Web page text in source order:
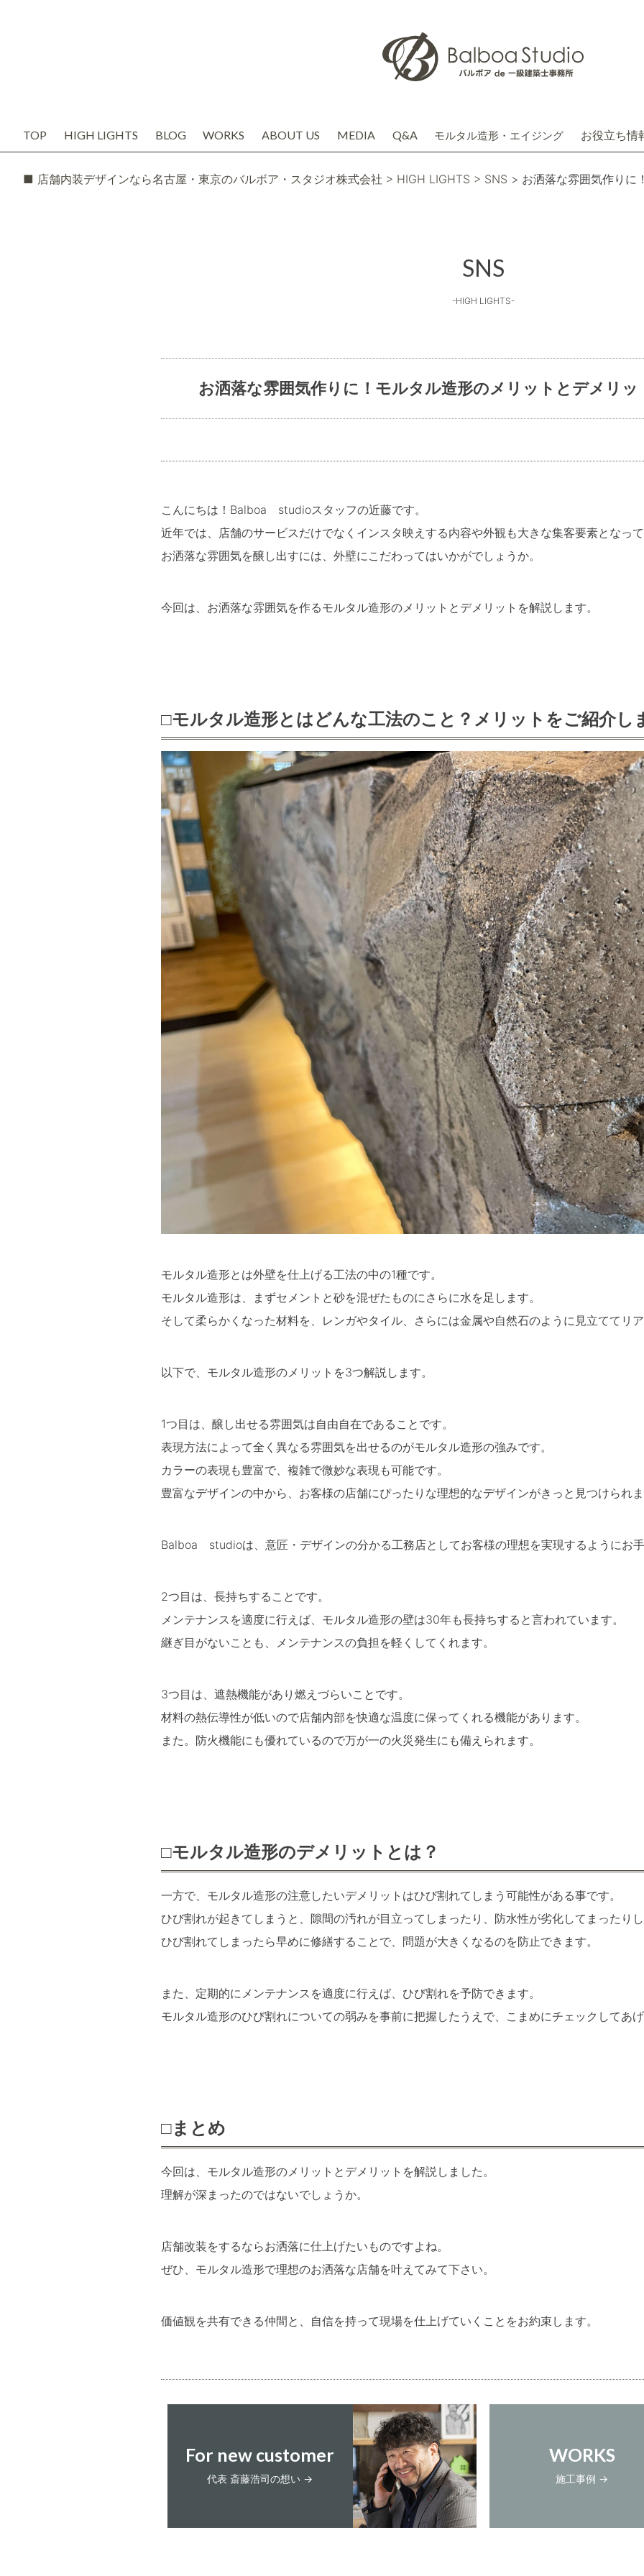
TOP HIGH LIGHTS BLOG WORKS ABOUT US MEDIA Q&A モルタル造形・エイジング お役立ち情
■ 店舗内装デザインなら名古屋・東京のバルボア・スタジオ株式会社 > HIGH LIGHTS > SNS > お洒落な雰囲気作りに
SNS
-HIGH LIGHTS-
お洒落な雰囲気作りに！モルタル造形のメリットとデメリ
こんにちは！Balboa studioスタッフの近藤です。
近年では、店舗のサービスだけでなくインスタ映えする内容や外観も大きな集客要素となっ
お洒落な雰囲気を醸し出すには、外壁にこだわってはいかがでしょうか。
今回は、お洒落な雰囲気を作るモルタル造形のメリットとデメリットを解説します。
□モルタル造形とはどんな工法のこと？メリットをご紹介し
モルタル造形とは外壁を仕上げる工法の中の1種です。
モルタル造形は、まずセメントと砂を混ぜたものにさらに水を足します。
そして柔らかくなった材料を、レンガやタイル、さらには金属や自然石のように見立ててリ
以下で、モルタル造形のメリットを3つ解説します。
1つ目は、醸し出せる雰囲気は自由自在であることです。
表現方法によって全く異なる雰囲気を出せるのがモルタル造形の強みです。
カラーの表現も豊富で、複雑で微妙な表現も可能です。
豊富なデザインの中から、お客様の店舗にぴったりな理想的なデザインがきっと見つけられ
Balboa studioは、意匠・デザインの分かる工務店としてお客様の理想を実現するようにお
2つ目は、長持ちすることです。
メンテナンスを適度に行えば、モルタル造形の壁は30年も長持ちすると言われています。
継ぎ目がないことも、メンテナンスの負担を軽くしてくれます。
3つ目は、遮熱機能があり燃えづらいことです。
材料の熱伝導性が低いので店舗内部を快適な温度に保ってくれる機能があります。
また。防火機能にも優れているので万が一の火災発生にも備えられます。
□モルタル造形のデメリットとは？
一方で、モルタル造形の注意したいデメリットはひび割れてしまう可能性がある事です。
ひび割れが起きてしまうと、隙間の汚れが目立ってしまったり、防水性が劣化してまったり
ひび割れてしまったら早めに修繕することで、問題が大きくなるのを防止できます。
また、定期的にメンテナンスを適度に行えば、ひび割れを予防できます。
モルタル造形のひび割れについての弱みを事前に把握したうえで、こまめにチェックしてあ
□まとめ
今回は、モルタル造形のメリットとデメリットを解説しました。
理解が深まったのではないでしょうか。
店舗改装をするならお洒落に仕上げたいものですよね。
ぜひ、モルタル造形で理想のお洒落な店舗を叶えてみて下さい。
価値観を共有できる仲間と、自信を持って現場を仕上げていくことをお約束します。
For new customer
代表 斎藤浩司の想い →
WORKS
施工事例 →